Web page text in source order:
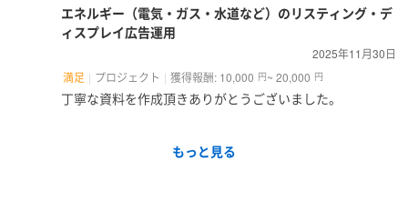
エネルギー（電気・ガス・水道など）のリスティング・デ
ィスプレイ広告運用
2025年11月30日
満足
プロジェクト 獲得報酬: 10,000 円~ 20,000 円
丁寧な資料を作成頂きありがとうございました。
もっと見る